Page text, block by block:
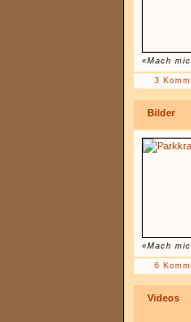
«Mach
3
Bilder
«Mach
6
Videos